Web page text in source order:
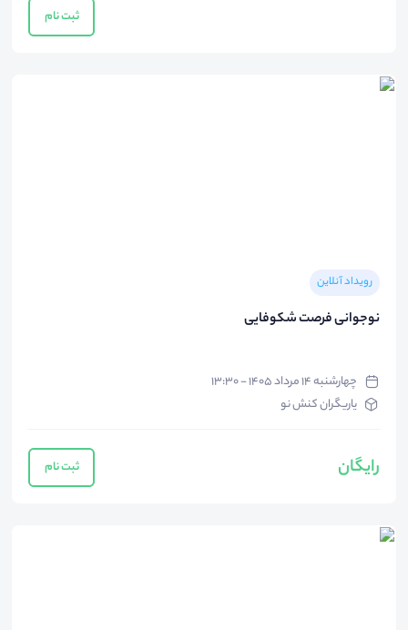
ثبت نام
رویداد آنلاین
نوجوانی فرصت شکوفایی
چهارشنبه ۱۴ مرداد ۱۴۰۵ - ۱۳:۳۰
یاریگران کنش نو
رایگان ثبت نام